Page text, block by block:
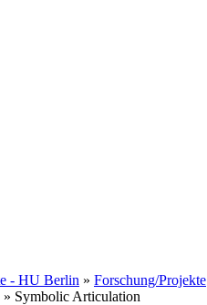
- HU Berlin » Forschung/Projekte
» Symbolic Articulation